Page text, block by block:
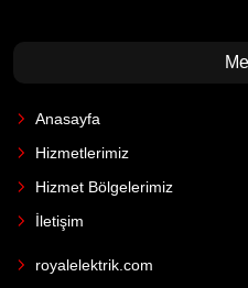
Anasayfa
Hizmetlerimiz
Hizmet Bölgelerimiz
İletişim
royalelektrik.com